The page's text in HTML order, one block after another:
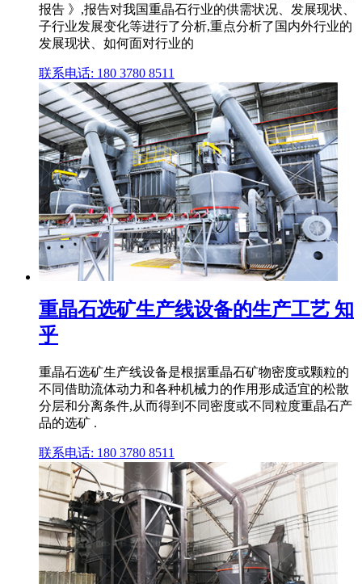
报告 》,报告对我国重晶石行业的供需状况、发展现状、
子行业发展变化等进行了分析,重点分析了国内外行业的
发展现状、如何面对行业的
联系电话: 180 3780 8511
重晶石选矿生产线设备的生产工艺 知
乎
重晶石选矿生产线设备是根据重晶石矿物密度或颗粒的
不同借助流体动力和各种机械力的作用形成适宜的松散
分层和分离条件,从而得到不同密度或不同粒度重晶石产
品的选矿 .
联系电话: 180 3780 8511